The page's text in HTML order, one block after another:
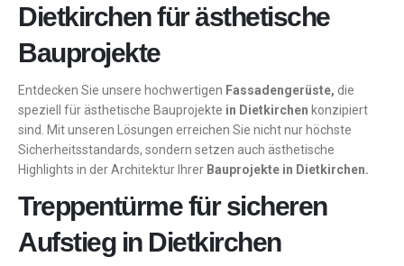
Dietkirchen für ästhetische
Bauprojekte
Entdecken Sie unsere hochwertigen Fassadengerüste, die
speziell für ästhetische Bauprojekte in Dietkirchen konzipiert
sind. Mit unseren Lösungen erreichen Sie nicht nur höchste
Sicherheitsstandards, sondern setzen auch ästhetische
Highlights in der Architektur Ihrer Bauprojekte in Dietkirchen.
Treppentürme für sicheren
Aufstieg in Dietkirchen